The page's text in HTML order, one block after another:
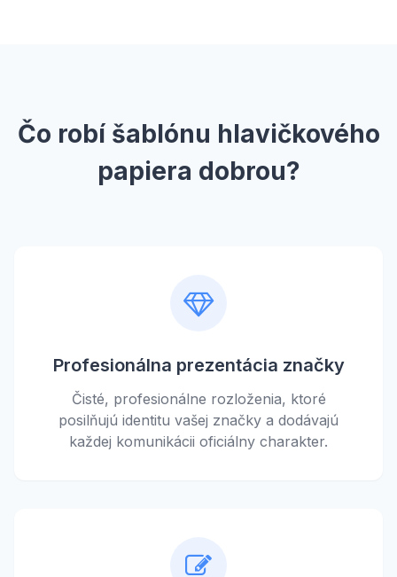
Čo robí šablónu hlavičkového
papiera dobrou?
Profesionálna prezentácia značky
Čisté, profesionálne rozloženia, ktoré
posilňujú identitu vašej značky a dodávajú
každej komunikácii oficiálny charakter.